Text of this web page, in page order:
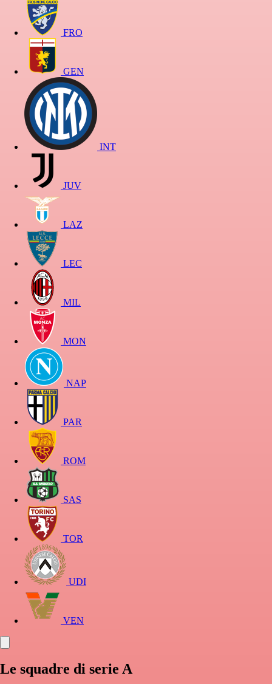
FRO
GEN
INT
JUV
LAZ
LEC
MIL
MON
NAP
PAR
ROM
SAS
TOR
UDI
VEN
Le squadre di serie A